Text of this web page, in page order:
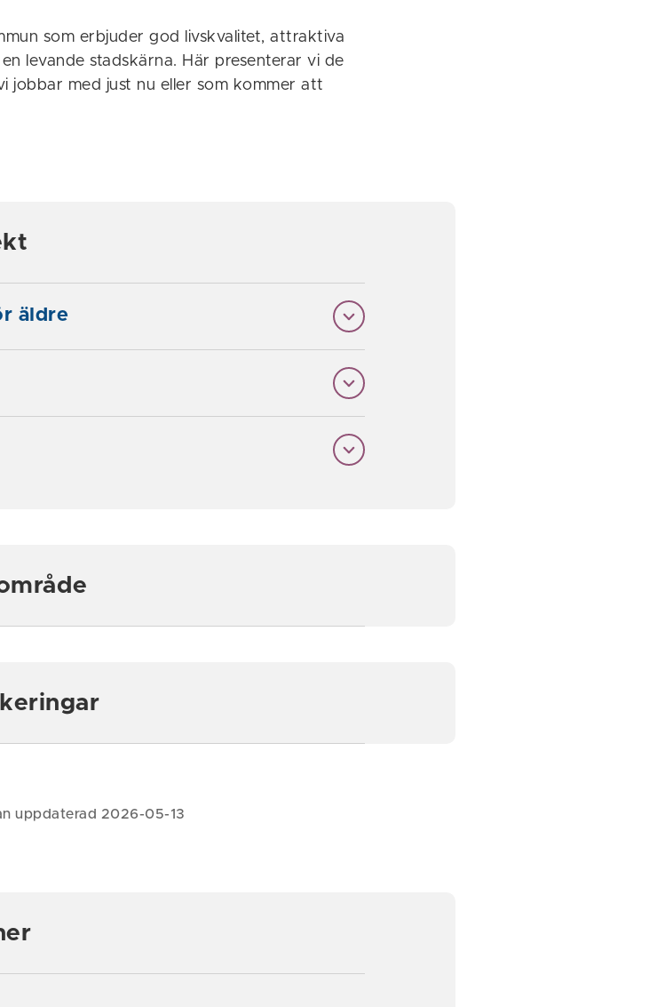
som erbjuder god livskvalitet, attraktiva
levande stadskärna. Här presenterar vi de
jobbar med just nu eller som kommer att
äldre
uppdaterad 2026-05-13